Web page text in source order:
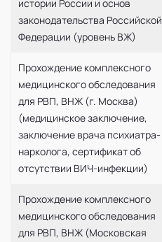
истории России и основ
законодательства Российской
Федерации (уровень ВЖ)
Прохождение комплексного
медицинского обследования
для РВП, ВНЖ (г. Москва)
(медицинское заключение,
заключение врача психиатра-
нарколога, сертификат об
отсутствии ВИЧ-инфекции)
Прохождение комплексного
медицинского обследования
для РВП, ВНЖ (Московская